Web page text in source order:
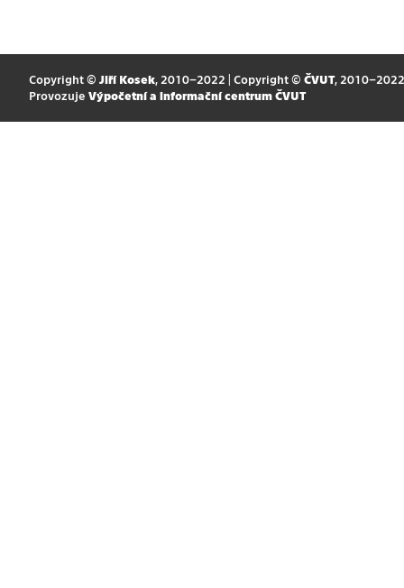
Copyright © Jiří Kosek, 2010–2022 | Copyright © ČVUT, 2010–2022
Provozuje Výpočetní a informační centrum ČVUT